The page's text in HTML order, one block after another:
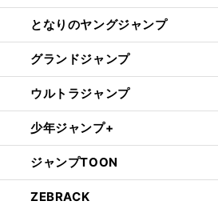
となりのヤングジャンプ
グランドジャンプ
ウルトラジャンプ
少年ジャンプ+
ジャンプTOON
ZEBRACK